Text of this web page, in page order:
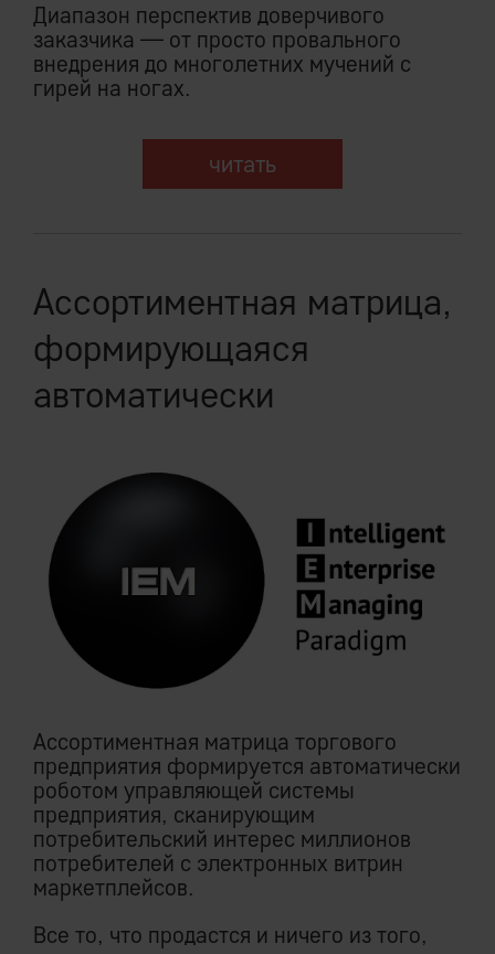
Диапазон перспектив доверчивого
заказчика — от просто провального
внедрения до многолетних мучений с
гирей на ногах.
читать
Ассортиментная матрица,
формирующаяся
автоматически
Ассортиментная матрица торгового
предприятия формируется автоматически
роботом управляющей системы
предприятия, сканирующим
потребительский интерес миллионов
потребителей с электронных витрин
маркетплейсов.
Все то, что продастся и ничего из того,